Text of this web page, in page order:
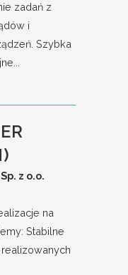
zadań z
i
Szybka
z o.o.
na
Stabilne